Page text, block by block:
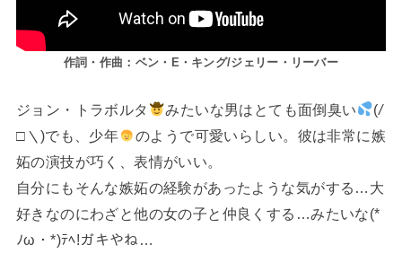
作詞・作曲：ベン・E・キング/ジェリー・リーバー
ジョン・トラボルタ みたいな男はとても面倒臭い (/
□＼ )でも、少年
のようで可愛いらしい。彼は非常に嫉
妬の演技が巧く、表情がいい。
自分にもそんな嫉妬の経験があったような気がする…大
好きなのにわざと他の女の子と仲良くする…みたいな(*
ﾉω・*)ﾃﾍ!ガキやね…